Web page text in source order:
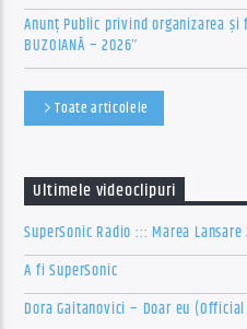
Anunț Public privind organizarea şi
BUZOIANĂ – 2026″
Toate articolele
Ultimele videoclipuri
SuperSonic Radio ::: Marea Lansare
A fi SuperSonic
Dora Gaitanovici – Doar eu